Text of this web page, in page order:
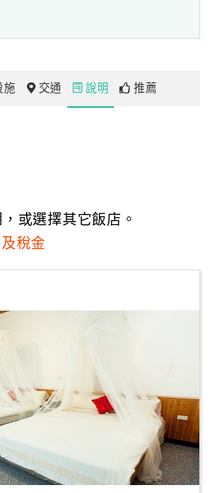
心情，更凸顯了優質埔里的純淨氣
味及人情味。
施 交通 說明 推薦
或選擇其它飯店。
稅金